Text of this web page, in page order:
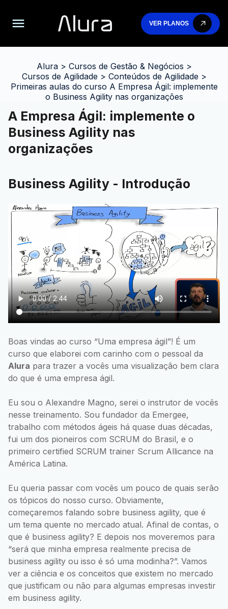
VER PLANOS
Alura> Cursos de Gestão & Negócios >
Cursos de Agilidade> Conteúdos de Agilidade>
Primeiras aulas do curso A Empresa Ágil: implemente
o Business Agility nas organizações
A Empresa Ágil: implemente o
Business Agility nas
organizações
Business Agility - Introdução
Boas vindas ao curso “Uma empresa ágil”! É um
curso que elaborei com carinho com o pessoal da
Alura para trazer a vocês uma visualização bem clara
do que é uma empresa ágil.
Eu sou o Alexandre Magno, serei o instrutor de vocês
nesse treinamento. Sou fundador da Emergee,
trabalho com métodos ágeis há quase duas décadas,
fui um dos pioneiros com SCRUM do Brasil, e o
primeiro certified SCRUM trainer Scrum Allicance na
América Latina.
Eu queria passar com vocês um pouco de quais serão
os tópicos do nosso curso. Obviamente,
começaremos falando sobre business agility, que é
um tema quente no mercado atual. Afinal de contas, o
que é business agility? E depois nos moveremos para
“será que minha empresa realmente precisa de
business agility ou isso é só uma modinha?”. Vamos
ver a ciência e os conceitos que existem no mercado
que justificam ou não para algumas empresas investir
em business agility.